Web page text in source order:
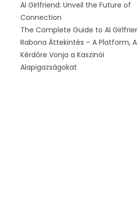
AI Girlfriend: Unveil the Future of
Connection
The Complete Guide to AI
Rabona Áttekintés – A Platform,
Kérdőre Vonja a Kaszinói
Alapigazságokat